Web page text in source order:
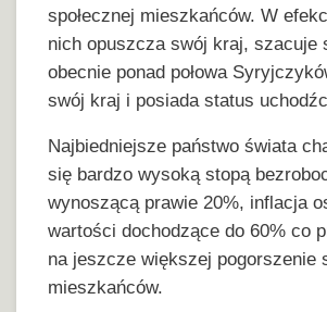
społecznej mieszkańców. W
nich opuszcza swój kraj, szacuje
obecnie ponad połowa
swój kraj i posiada status
Najbiedniejsze państwo świata
się bardzo wysoką stopą
wynoszącą prawie 20%, inflacja
wartości dochodzące do 60% co
na jeszcze większej pogorszenie
mieszkańców.